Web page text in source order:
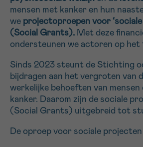
mensen met kanker en hun
we projectoproepen voor
(Social Grants). Met deze
ondersteunen we actoren op het
Sinds 2023 steunt de Stichting
bijdragen aan het vergroten van
werkelijke behoeften van mensen
kanker. Daarom zijn de sociale
(Social Grants) uitgebreid tot
De oproep voor sociale
Sturen